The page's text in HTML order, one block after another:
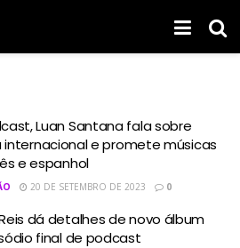
Luan Santana fala sobre
internacional e promete músicas
e espanhol
20 DE SETEMBRO DE 2023 0
dá detalhes de novo álbum
final de podcast